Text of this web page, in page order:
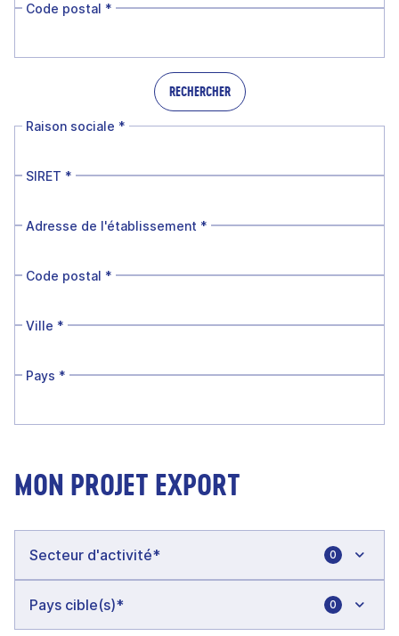
Code postal *
RECHERCHER
Raison sociale *
SIRET *
Adresse de l'établissement *
Code postal *
Ville *
Pays *
MON PROJET EXPORT
0
0